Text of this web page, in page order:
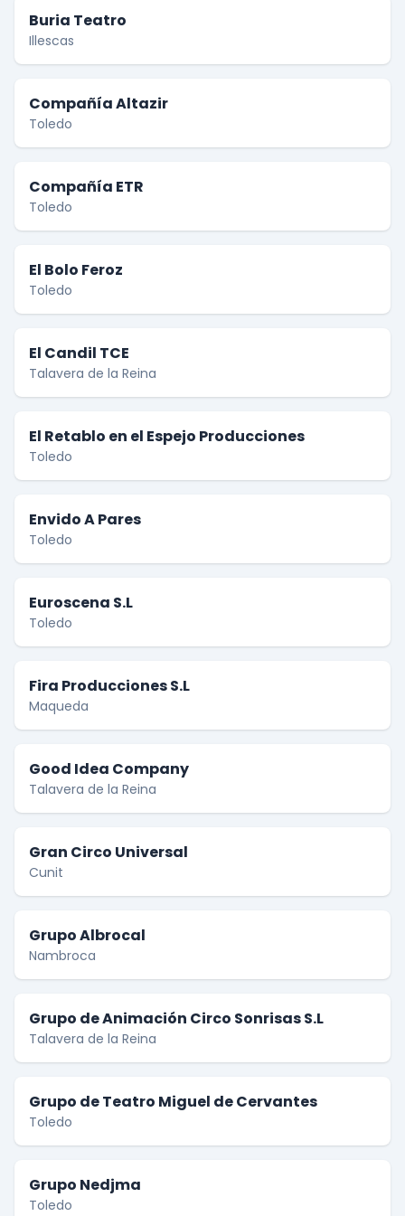
Buria Teatro
Illescas
Compañía Altazir
Toledo
Compañía ETR
Toledo
El Bolo Feroz
Toledo
El Candil TCE
Talavera de la Reina
El Retablo en el Espejo Producciones
Toledo
Envido A Pares
Toledo
Euroscena S.L
Toledo
Fira Producciones S.L
Maqueda
Good Idea Company
Talavera de la Reina
Gran Circo Universal
Cunit
Grupo Albrocal
Nambroca
Grupo de Animación Circo Sonrisas S.L
Talavera de la Reina
Grupo de Teatro Miguel de Cervantes
Toledo
Grupo Nedjma
Toledo